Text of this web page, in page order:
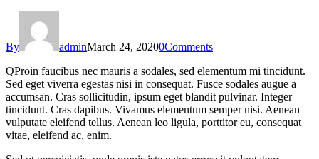
By adminMarch 24, 20200Comments
QProin faucibus nec mauris a sodales, sed elementum mi tincidunt.
Sed eget viverra egestas nisi in consequat. Fusce sodales augue a
accumsan. Cras sollicitudin, ipsum eget blandit pulvinar. Integer
tincidunt. Cras dapibus. Vivamus elementum semper nisi. Aenean
vulputate eleifend tellus. Aenean leo ligula, porttitor eu, consequat
vitae, eleifend ac, enim.